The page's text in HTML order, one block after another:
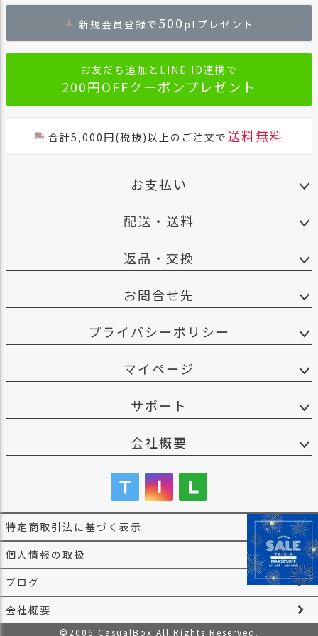
ジト
へ
新規会員登録で 500 ptプレゼント
お友だち追加とLINE ID連携で
200円OFFクーポンプレゼント
合計5,000円(税抜)以上のご注文で 送料無料
お支払い
配送・送料
返品・交換
お問合せ先
プライバシーポリシー
マイページ
サポート
会社概要
特定商取引法に基づく表示
個人情報の取扱
ブログ
会社概要
©2006 CasualBox All Rights Reserved.